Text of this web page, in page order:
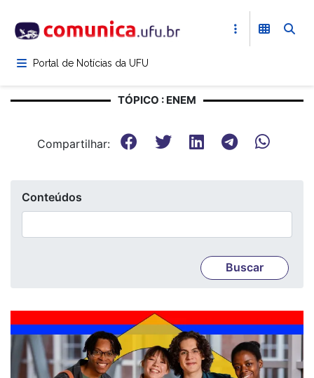
para
conteúdoPortal de Notícias da UFU
TÓPICO : ENEM
Compartilhar:
Conteúdos